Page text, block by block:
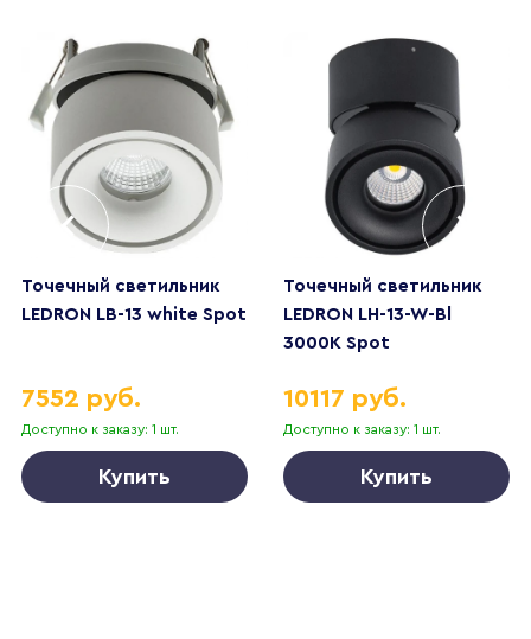
Точечный светильник
LEDRON LB-13 white Spot
Доступно к заказу: 1 шт.
7552 руб.
Купить
Точечный светильник
LEDRON LH-13-W-Bl
3000K Spot
Доступно к заказу: 1 шт.
10117 руб.
Купить